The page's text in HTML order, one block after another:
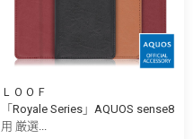
ＬＯＯＦ
「Royale Series」AQUOS sense8
用 厳選...